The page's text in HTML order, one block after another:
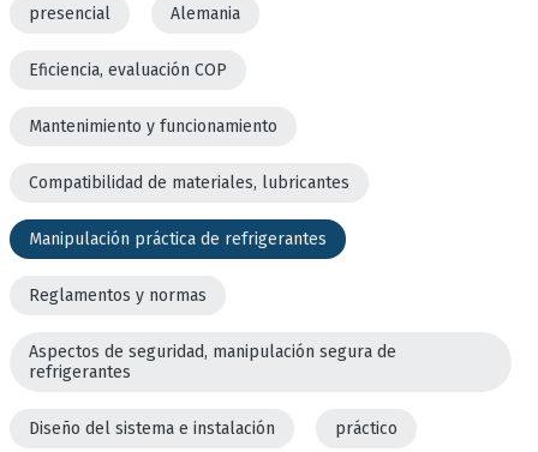
presencial Alemania
Eficiencia, evaluación COP
Mantenimiento y funcionamiento
Compatibilidad de materiales, lubricantes
Manipulación práctica de refrigerantes
Reglamentos y normas
Aspectos de seguridad, manipulación segura de
refrigerantes
Diseño del sistema e instalación práctico